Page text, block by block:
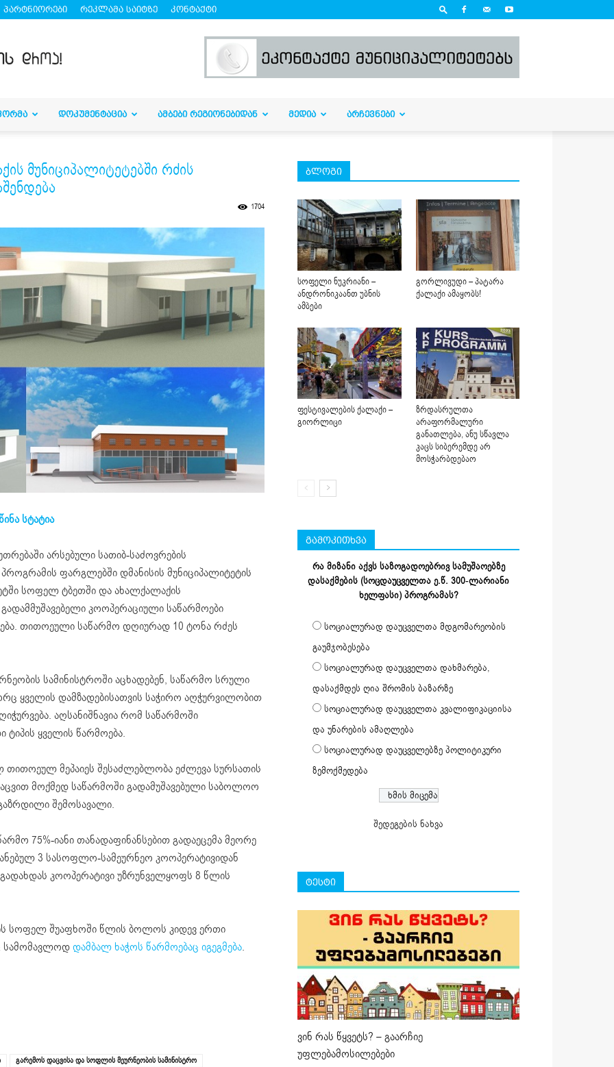
პარტნიორები რეკლამა საიტზე კონტაქტი
ᲓᲝᲙᲣᲛᲔᲜᲢᲐᲪᲘᲐ ᲐᲛᲑᲔᲑᲘ ᲠᲔᲒᲘᲝᲜᲔᲑᲘᲓᲐᲜ ᲛᲔᲓᲘᲐ ᲐᲠᲩᲔᲕᲜᲔᲑᲘ
მუნიციპალიტეტებში რძის
1704
წინა სტატია
არსებული სათიბ-საძოვრების
ფარგლებში დმანისის მუნიციპალიტეტის
სოფელ ტბეთში და ახალქალაქის
კოოპერაციული საწარმოები
თითოეული საწარმო დღიურად 10 ტონა რძეს
სამინისტროში აცხადებენ, საწარმო სრული
ყველის დამზადებისათვის საჭირო აღჭურვილობით
აღსანიშნავია რომ საწარმოში
ყველის წარმოება.
მეპაიეს შესაძლებლობა ეძლევა სურსათის
მოქმედ საწარმოში გადამუშავებული საბოლოო
შემოსავალი.
75%-იანი თანადაფინანსებით გადაეცემა მეორე
3 სასოფლო-სამეურნეო კოოპერატივიდან
კოოპერატივი უზრუნველყოფს 8 წლის
სოფელ შუაფხოში წლის ბოლოს კიდევ ერთი
სამომავლოდდამბალ ხაჭოს წარმოებაც იგეგმება.
გარემოს დაცვისა და სოფლის მეურნეობის სამინისტრო
ბლოგი
სოფელი ნუკრიანი –
ანდრონიკაანთ უბნის
ამბები
გორლივუდი – პატარა
ქალაქი ამაყობს!
ფესტივალების ქალაქი –
გიორლიცი
ზრდასრულთა
არაფორმალური
განათლება, ანუ სწავლა
კაცს სიბერემდე არ
მოსჭარბდებაო
გამოკითხვა
რა მიზანი აქვს საზოგადოებრივ სამუშაოებზე
დასაქმების (სოცდაუცველთა ე.წ. 300-ლარიანი
ხელფასი) პროგრამას?
სოციალურად დაუცველთა მდგომარეობის
გაუმჯობესება
სოციალურად დაუცველთა დახმარება,
დასაქმდეს ღია შრომის ბაზარზე
სოციალურად დაუცველთა კვალიფიკაციისა
და უნარების ამაღლება
სოციალურად დაუცველებზე პოლიტიკური
ზემოქმედება
შედეგების ნახვა
ტესტი
ვინ რას წყვეტს? – გაარჩიე
უფლებამოსილებები